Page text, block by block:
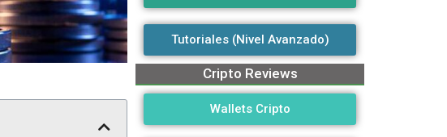
Tutoriales (Nivel Avanzado)
Cripto Reviews
Wallets Cripto